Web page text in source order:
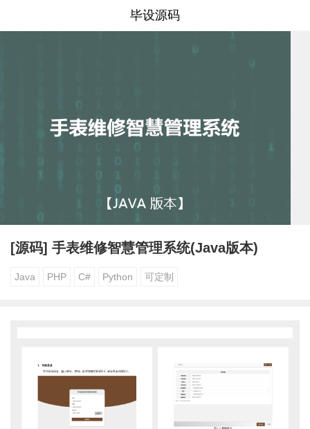
毕设源码
[源码] 手表维修智慧管理系统(Java版本)
Java PHP C# Python 可定制